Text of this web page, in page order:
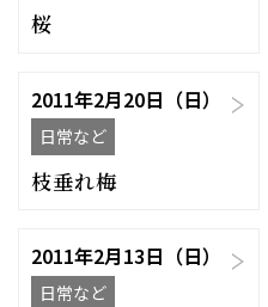
桜
2011年2月20日（日）
日常など
枝垂れ梅
2011年2月13日（日）
日常など